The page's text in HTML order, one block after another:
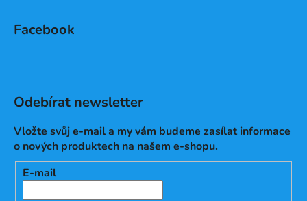
Facebook
Odebírat newsletter
Vložte svůj e-mail a my vám budeme zasílat informace
o nových produktech na našem e-shopu.
E-mail